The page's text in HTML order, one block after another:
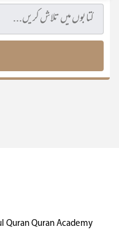
Quran Quran Academy